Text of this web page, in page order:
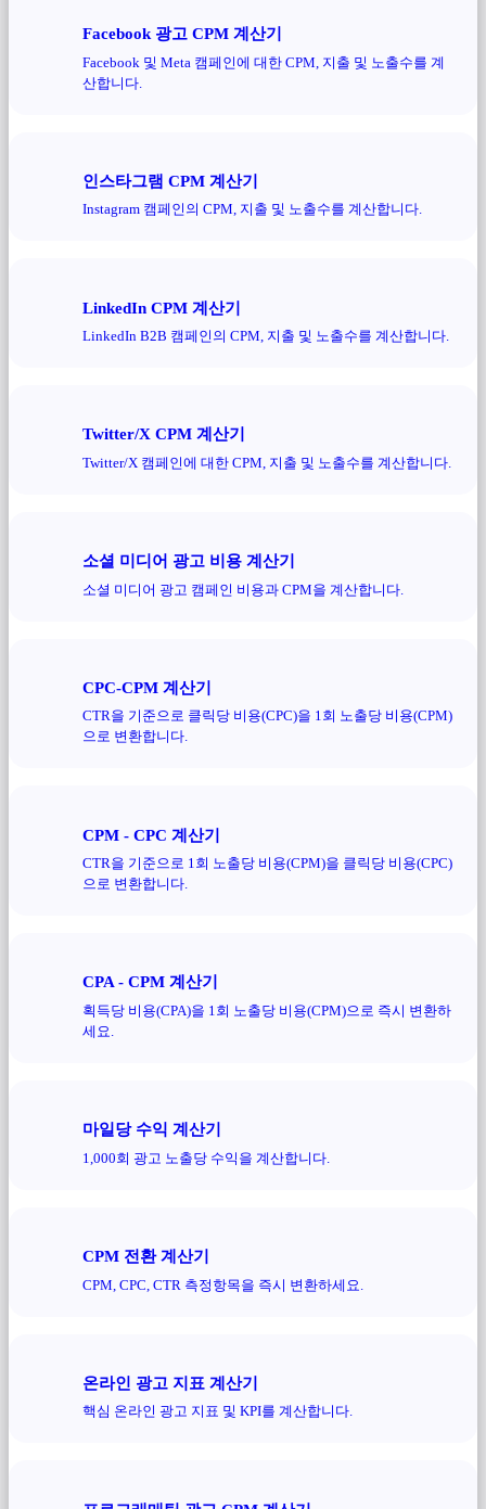
Facebook 광고 CPM 계산기
Facebook 및 Meta 캠페인에 대한 CPM, 지출 및 노출수를 계
산합니다.
인스타그램 CPM 계산기
Instagram 캠페인의 CPM, 지출 및 노출수를 계산합니다.
LinkedIn CPM 계산기
LinkedIn B2B 캠페인의 CPM, 지출 및 노출수를 계산합니다.
Twitter/X CPM 계산기
Twitter/X 캠페인에 대한 CPM, 지출 및 노출수를 계산합니다.
소셜 미디어 광고 비용 계산기
소셜 미디어 광고 캠페인 비용과 CPM을 계산합니다.
CPC-CPM 계산기
CTR을 기준으로 클릭당 비용(CPC)을 1회 노출당 비용(CPM)
으로 변환합니다.
CPM - CPC 계산기
CTR을 기준으로 1회 노출당 비용(CPM)을 클릭당 비용(CPC)
으로 변환합니다.
CPA - CPM 계산기
획득당 비용(CPA)을 1회 노출당 비용(CPM)으로 즉시 변환하
세요.
마일당 수익 계산기
1,000회 광고 노출당 수익을 계산합니다.
CPM 전환 계산기
CPM, CPC, CTR 측정항목을 즉시 변환하세요.
온라인 광고 지표 계산기
핵심 온라인 광고 지표 및 KPI를 계산합니다.